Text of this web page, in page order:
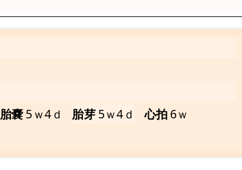
胎嚢5ｗ4ｄ 胎芽5ｗ4ｄ 心拍6ｗ